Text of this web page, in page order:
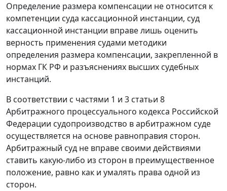
Определение размера компенсации не относится к
компетенции суда кассационной инстанции, суд
кассационной инстанции вправе лишь оценить
верность применения судами методики
определения размера компенсации, закрепленной в
нормах ГК РФ и разъяснениях высших судебных
инстанций.
В соответствии с частями 1 и 3 статьи 8
Арбитражного процессуального кодекса Российской
Федерации судопроизводство в арбитражном суде
осуществляется на основе равноправия сторон.
Арбитражный суд не вправе своими действиями
ставить какую-либо из сторон в преимущественное
положение, равно как и умалять права одной из
сторон.